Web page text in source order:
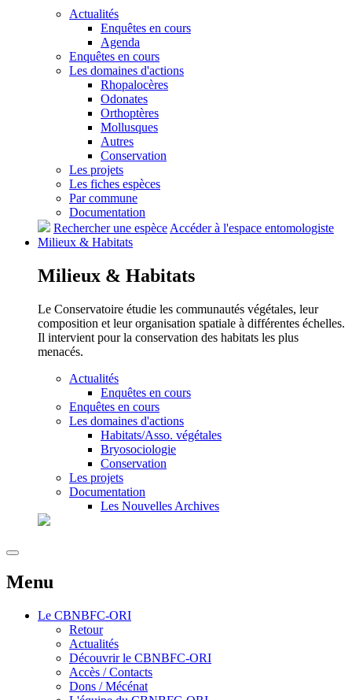
Actualités
Enquêtes en cours
Agenda
Enquêtes en cours
Les domaines d'actions
Rhopalocères
Odonates
Orthoptères
Mollusques
Autres
Conservation
Les projets
Les fiches espèces
Par commune
Documentation
Rechercher une espèce Accéder à l'espace entomologiste
Milieux & Habitats
Milieux & Habitats
Le Conservatoire étudie les communautés végétales, leur
composition et leur organisation spatiale à différentes échelles.
Il intervient pour la conservation des habitats les plus
menacés.
Actualités
Enquêtes en cours
Enquêtes en cours
Les domaines d'actions
Habitats/Asso. végétales
Bryosociologie
Conservation
Les projets
Documentation
Les Nouvelles Archives
Menu
Le CBNBFC-ORI
Retour
Actualités
Découvrir le CBNBFC-ORI
Accès / Contacts
Dons / Mécénat